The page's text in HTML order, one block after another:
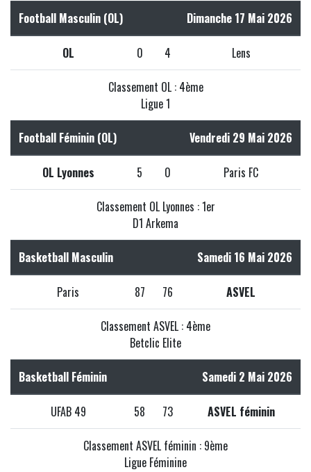
Football Masculin (OL) Dimanche 17 Mai 2026
OL 0 4 Lens
Classement OL : 4ème
Ligue 1
Football Féminin (OL) Vendredi 29 Mai 2026
OL Lyonnes 5 0 Paris FC
Classement OL Lyonnes : 1er
D1 Arkema
Basketball Masculin Samedi 16 Mai 2026
Paris 87 76 ASVEL
Classement ASVEL : 4ème
Betclic Elite
Basketball Féminin Samedi 2 Mai 2026
UFAB 49 58 73 ASVEL féminin
Classement ASVEL féminin : 9ème
Ligue Féminine